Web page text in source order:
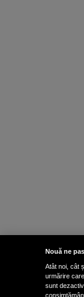
Nouă ne
Atât noi, cât
urmărire
sunt